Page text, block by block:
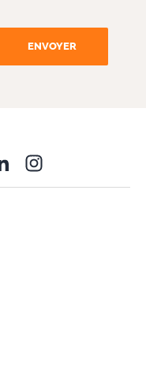
ENVOYER